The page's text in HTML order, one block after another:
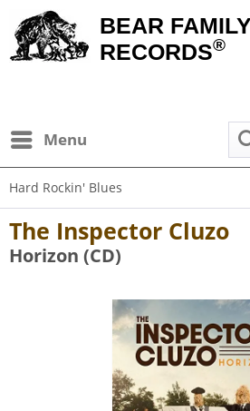
BEAR FAMILY
RECORDS®
Menu
Hard Rockin' Blues
The Inspector Cluzo
Horizon (CD)